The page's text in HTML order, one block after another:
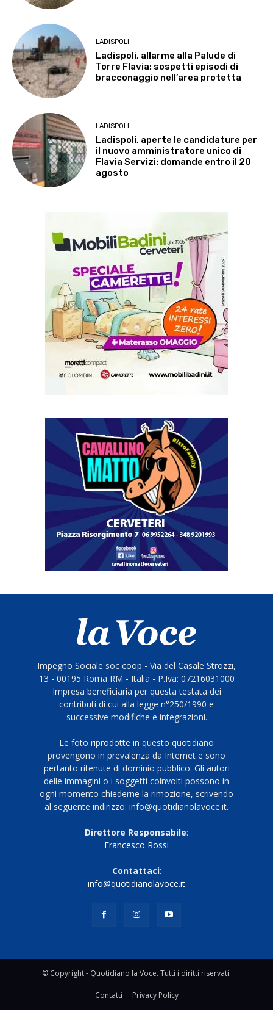
LADISPOLI
Ladispoli, allarme alla Palude di
Torre Flavia: sospetti episodi di
bracconaggio nell’area protetta
LADISPOLI
Ladispoli, aperte le candidature per
il nuovo amministratore unico di
Flavia Servizi: domande entro il 20
agosto
Impegno Sociale soc coop - Via del Casale Strozzi,
13 - 00195 Roma RM - Italia - P.Iva: 07216031000
Impresa beneficiaria per questa testata dei
contributi di cui alla legge n°250/1990 e
successive modifiche e integrazioni.
Le foto riprodotte in questo quotidiano
provengono in prevalenza da Internet e sono
pertanto ritenute di dominio pubblico. Gli autori
delle immagini o i soggetti coinvolti possono in
ogni momento chiederne la rimozione, scrivendo
al seguente indirizzo: info@quotidianolavoce.it.
Direttore Responsabile:
Francesco Rossi
Contattaci:
info@quotidianolavoce.it
© Copyright - Quotidiano la Voce. Tutti i diritti riservati.
Contatti Privacy Policy